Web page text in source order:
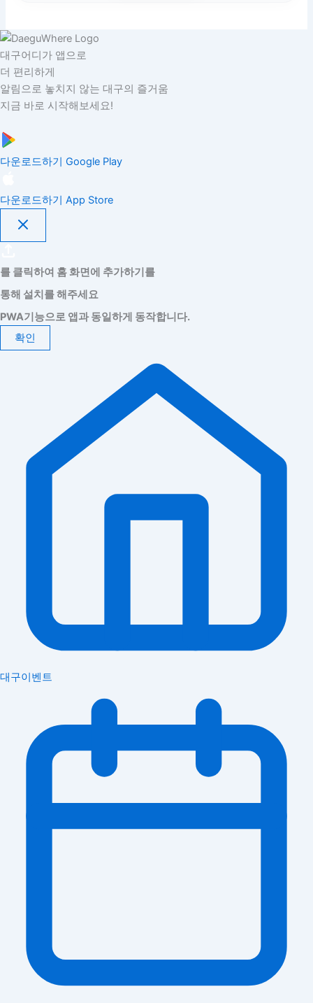
대구어디가 앱으로
더 편리하게
알림으로 놓치지 않는 대구의 즐거움
지금 바로 시작해보세요!
다운로드하기 Google Play
다운로드하기 App Store
를 클릭하여 홈 화면에 추가하기를
통해 설치를 해주세요
PWA기능으로 앱과 동일하게 동작합니다.
확인
대구이벤트